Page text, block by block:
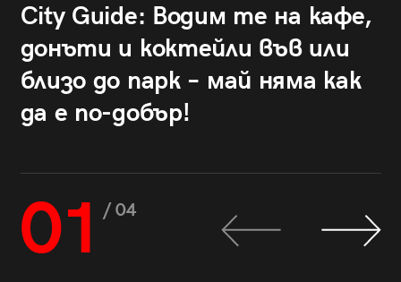
City Guide: Водим те на кафе,
донъти и коктейли във или
близо до парк – май няма как
да е по-добър!
01 / 04